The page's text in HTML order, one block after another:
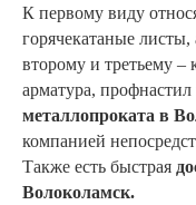
К первому виду
горячекатаные
второму и третьему –
арматура,
металлопроката в
компанией
Также есть быстрая
Волоколамск.